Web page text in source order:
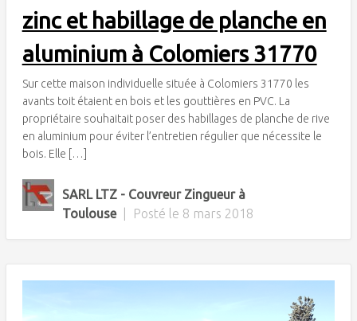
zinc et habillage de planche en
aluminium à Colomiers 31770
Sur cette maison individuelle située à Colomiers 31770 les
avants toit étaient en bois et les gouttières en PVC. La
propriétaire souhaitait poser des habillages de planche de rive
en aluminium pour éviter l’entretien régulier que nécessite le
bois. Elle […]
SARL LTZ - Couvreur Zingueur à
Toulouse
Posté le 8 mars 2018